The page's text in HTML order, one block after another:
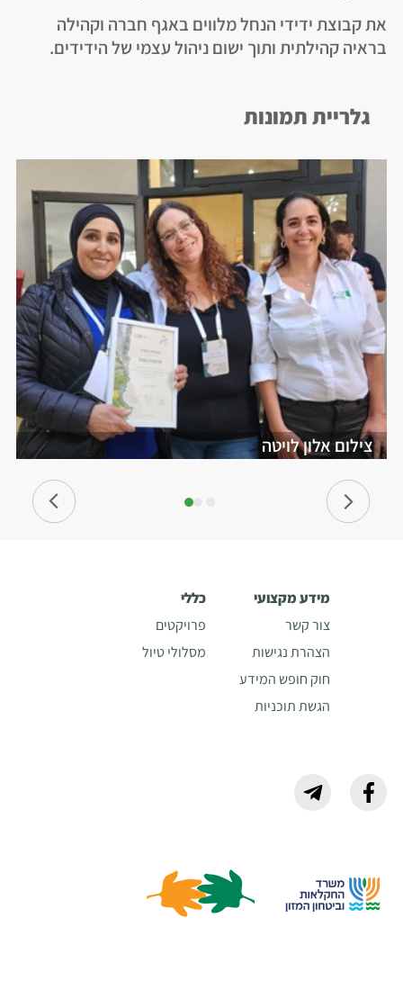
את קבוצת ידידי הנחל מלווים באגף חברה וקהילה
בראיה קהילתית ותוך ישום ניהול עצמי של הידידים.
גלריית תמונות
צילום אלון לויטה
כללי
פרויקטים
מסלולי טיול
מידע מקצועי
צור קשר
הצהרת נגישות
חוק חופש המידע
הגשת תוכניות